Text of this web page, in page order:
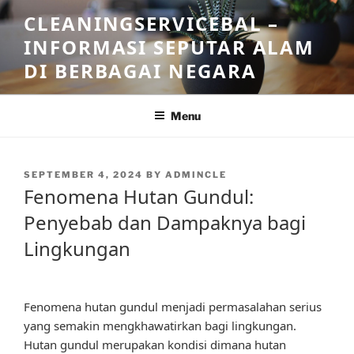
Skip
to
content
CLEANINGSERVICEBAL –
INFORMASI SEPUTAR ALAM
DI BERBAGAI NEGARA
Menu
POSTED
SEPTEMBER 4, 2024 BY ADMINCLE
Fenomena Hutan Gundul:
Penyebab dan Dampaknya bagi
Lingkungan
Fenomena hutan gundul menjadi permasalahan serius
yang semakin mengkhawatirkan bagi lingkungan.
Hutan gundul merupakan kondisi dimana hutan